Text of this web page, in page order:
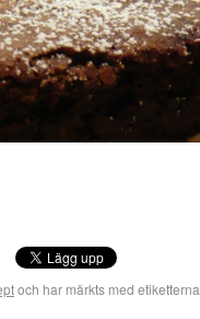
och har märkts med etiketterna